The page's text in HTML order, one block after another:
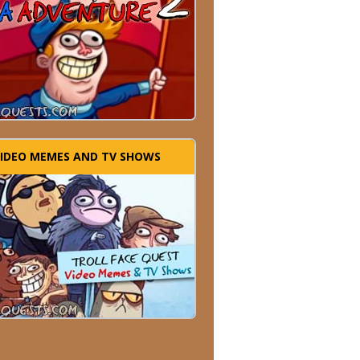
MEMES AND TV SHOWS